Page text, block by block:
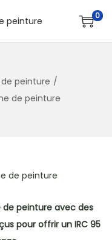
0
de peinture /
de peinture
de peinture avec des
pour offrir un IRC 95